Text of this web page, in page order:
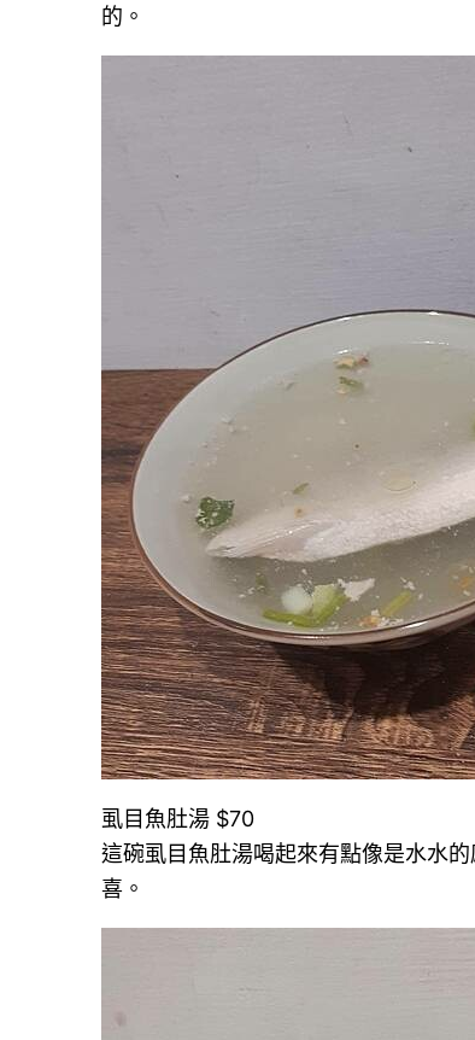
的。
虱目魚肚湯 $70
這碗虱目魚肚湯喝起來有點像是水水
喜。